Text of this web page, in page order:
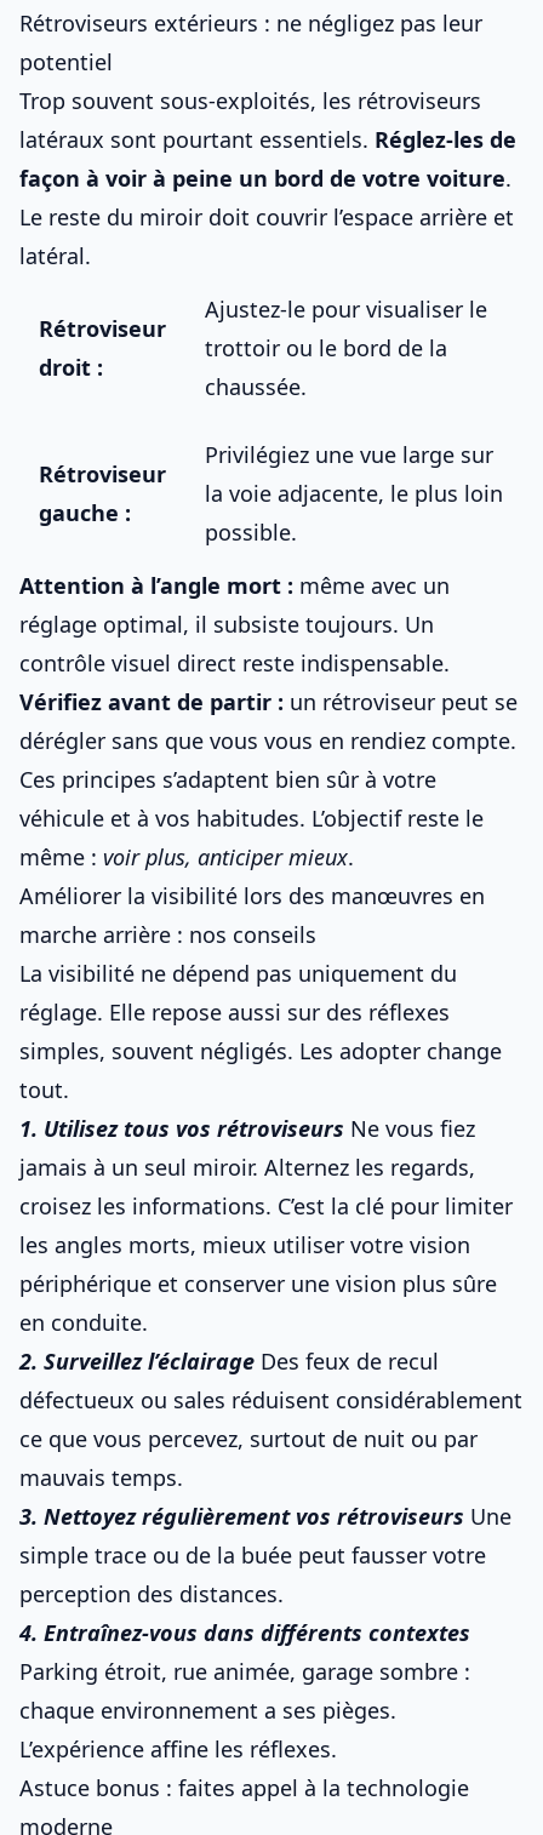
Rétroviseurs extérieurs : ne négligez pas leur
potentiel
Trop souvent sous-exploités, les rétroviseurs
latéraux sont pourtant essentiels. Réglez-les de
façon à voir à peine un bord de votre voiture.
Le reste du miroir doit couvrir l’espace arrière et
latéral.
Rétroviseur
droit :
Ajustez-le pour visualiser le
trottoir ou le bord de la
chaussée.
Rétroviseur
gauche :
Privilégiez une vue large sur
la voie adjacente, le plus loin
possible.
Attention à l’angle mort : même avec un
réglage optimal, il subsiste toujours. Un
contrôle visuel direct reste indispensable.
Vérifiez avant de partir : un rétroviseur peut se
dérégler sans que vous vous en rendiez compte.
Ces principes s’adaptent bien sûr à votre
véhicule et à vos habitudes. L’objectif reste le
même : voir plus, anticiper mieux.
Améliorer la visibilité lors des manœuvres en
marche arrière : nos conseils
La visibilité ne dépend pas uniquement du
réglage. Elle repose aussi sur des réflexes
simples, souvent négligés. Les adopter change
tout.
1. Utilisez tous vos rétroviseurs Ne vous fiez
jamais à un seul miroir. Alternez les regards,
croisez les informations. C’est la clé pour limiter
les angles morts, mieux utiliser votre vision
périphérique et conserver une vision plus sûre
en conduite.
2. Surveillez l’éclairage Des feux de recul
défectueux ou sales réduisent considérablement
ce que vous percevez, surtout de nuit ou par
mauvais temps.
3. Nettoyez régulièrement vos rétroviseurs Une
simple trace ou de la buée peut fausser votre
perception des distances.
4. Entraînez-vous dans différents contextes
Parking étroit, rue animée, garage sombre :
chaque environnement a ses pièges.
L’expérience affine les réflexes.
Astuce bonus : faites appel à la technologie
moderne